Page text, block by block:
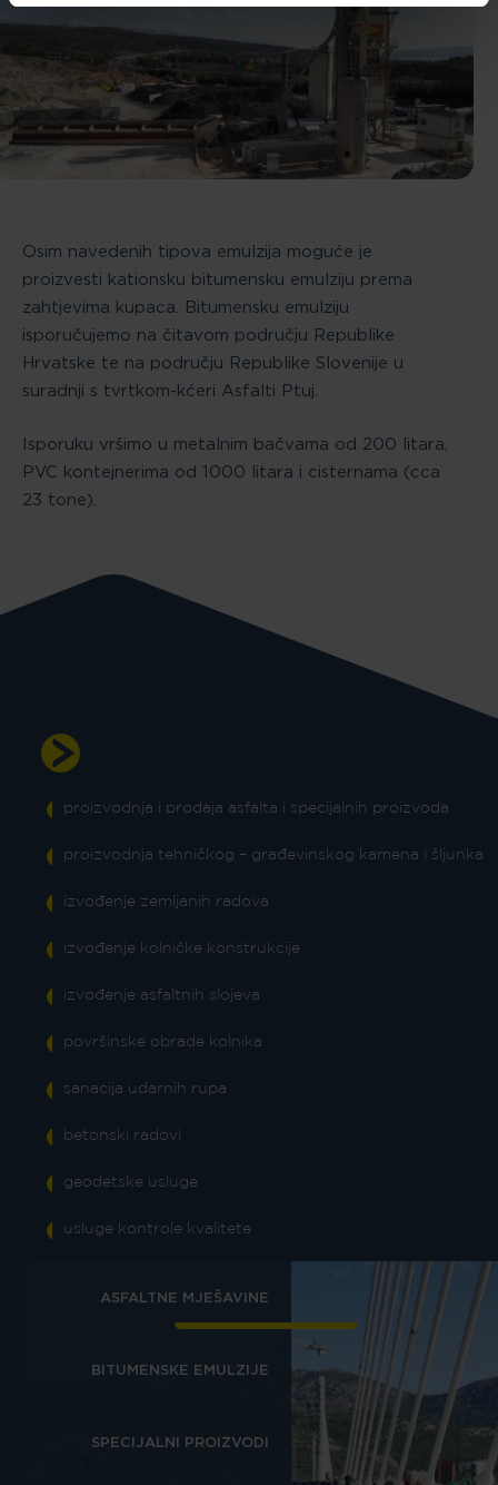
Osim navedenih tipova emulzija moguće je
proizvesti kationsku bitumensku emulziju prema
zahtjevima kupaca. Bitumensku emulziju
isporučujemo na čitavom području Republike
Hrvatske te na području Republike Slovenije u
suradnji s tvrtkom-kćeri Asfalti Ptuj.
Isporuku vršimo u metalnim bačvama od 200 litara,
PVC kontejnerima od 1000 litara i cisternama (cca
23 tone).
proizvodnja i prodaja asfalta i specijalnih proizvoda
proizvodnja tehničkog – građevinskog kamena i šljunka
izvođenje zemljanih radova
izvođenje kolničke konstrukcije
izvođenje asfaltnih slojeva
površinske obrade kolnika
sanacija udarnih rupa
betonski radovi
geodetske usluge
usluge kontrole kvalitete
ASFALTNE MJEŠAVINE
BITUMENSKE EMULZIJE
SPECIJALNI PROIZVODI